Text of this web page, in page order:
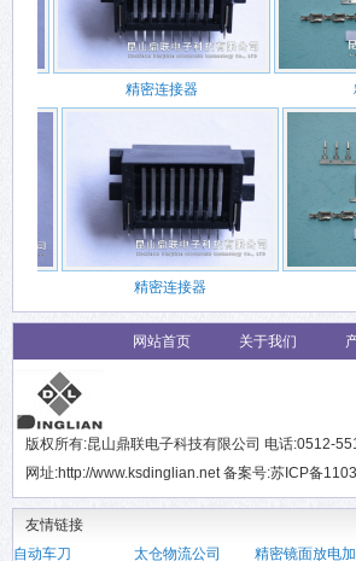
精密连接器
精密连接器
网站首页 关于我们
版权所有:昆山鼎联电子科技有限公司 电话:0512-
网址:http://www.ksdinglian.net 备案号:苏ICP备
友情链接
自动车刀
太仓物流公司 精密镜面放电